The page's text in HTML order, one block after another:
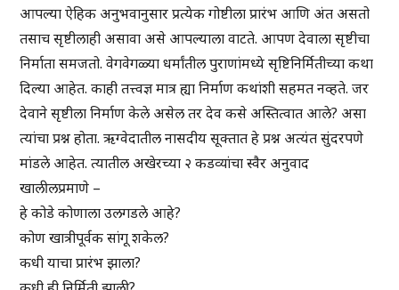
आपल्या ऐहिक अनुभवानुसार प्रत्येक गोष्टीला प्रारंभ आणि अंत असतो
तसाच सृष्टीलाही असावा असे आपल्याला वाटते. आपण देवाला सृष्टीचा
निर्माता समजतो. वेगवेगळ्या धर्मांतील पुराणांमध्ये सृष्टिनिर्मितीच्या कथा
दिल्या आहेत. काही तत्त्वज्ञ मात्र ह्या निर्माण कथांशी सहमत नव्हते. जर
देवाने सृष्टीला निर्माण केले असेल तर देव कसे अस्तित्वात आले? असा
त्यांचा प्रश्न होता. ऋग्वेदातील नासदीय सूक्तात हे प्रश्न अत्यंत सुंदरपणे
मांडले आहेत. त्यातील अखेरच्या २ कडव्यांचा स्वैर अनुवाद
खालीलप्रमाणे –
हे कोडे कोणाला उलगडले आहे?
कोण खात्रीपूर्वक सांगू शकेल?
कधी याचा प्रारंभ झाला?